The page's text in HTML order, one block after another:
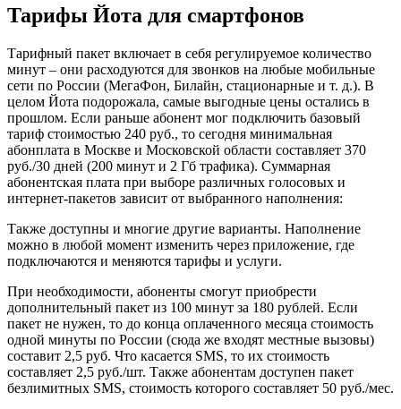
Тарифы Йота для смартфонов
Тарифный пакет включает в себя регулируемое количество
минут – они расходуются для звонков на любые мобильные
сети по России (МегаФон, Билайн, стационарные и т. д.). В
целом Йота подорожала, самые выгодные цены остались в
прошлом. Если раньше абонент мог подключить базовый
тариф стоимостью 240 руб., то сегодня минимальная
абонплата в Москве и Московской области составляет 370
руб./30 дней (200 минут и 2 Гб трафика). Суммарная
абонентская плата при выборе различных голосовых и
интернет-пакетов зависит от выбранного наполнения:
Также доступны и многие другие варианты. Наполнение
можно в любой момент изменить через приложение, где
подключаются и меняются тарифы и услуги.
При необходимости, абоненты смогут приобрести
дополнительный пакет из 100 минут за 180 рублей. Если
пакет не нужен, то до конца оплаченного месяца стоимость
одной минуты по России (сюда же входят местные вызовы)
составит 2,5 руб. Что касается SMS, то их стоимость
составляет 2,5 руб./шт. Также абонентам доступен пакет
безлимитных SMS, стоимость которого составляет 50 руб./мес.